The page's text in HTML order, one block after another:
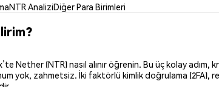
NTR AnaliziDiğer Para Birimleri
Nether (NTR) nasıl alınır öğrenin. Bu üç kolay adım,
yok, zahmetsiz. İki faktörlü kimlik doğrulama (2FA),